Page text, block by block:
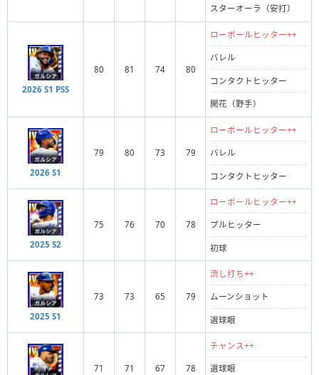
スターオーラ（安打）
2026 S1 PSS
80 81 74 80
ローボールヒッター++
バレル
コンタクトヒッター
開花（野手）
2026 S1
79 80 73 79
ローボールヒッター++
バレル
コンタクトヒッター
2025 S2
75 76 70 78
ローボールヒッター++
プルヒッター
初球
2025 S1
73 73 65 79
流し打ち++
ムーンショット
選球眼
71 71 67 78
チャンス++
選球眼